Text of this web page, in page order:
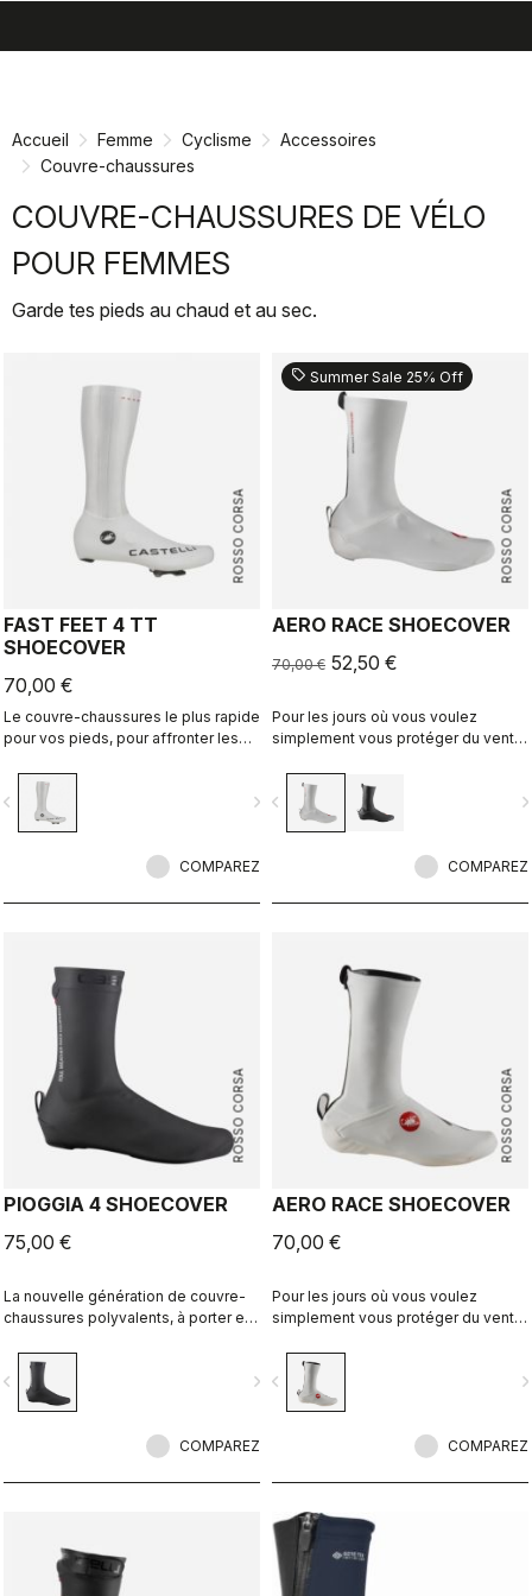
directement
navigation
directement
Accueil Femme Cyclisme
Accessoires
Couvre-chaussures
COUVRE-CHAUSSURES DE VÉLO
POUR FEMMES
Garde tes pieds au chaud et au sec.
ROSSO CORSA
FAST FEET 4 TT
SHOECOVER
70,00 €
Le couvre-chaussures le plus rapide
pour vos pieds, pour affronter les
contre la montre.
navigate_next
COMPAREZ
ROSSO CORSA
sell Summer Sale 25% Off
AERO RACE SHOECOVER
70,00 € 52,50 €
Pour les jours où vous voulez
simplement vous protéger du vent
encombré. Le tissu fin et extensible
épouse la forme de la chaussure
pour un ajustement parfait et une
protégeant du vent et de l'humidité.
navigate_before
COMPAREZ
ROSSO CORSA
PIOGGIA 4 SHOECOVER
75,00 €
La nouvelle génération de couvre-
chaussures polyvalents, à porter en
protection maximale par temps sec
comme humide, ces couvre-
chaussures chauds et confortables
une doublure en polaire.
navigate_next
COMPAREZ
ROSSO CORSA
AERO RACE SHOECOVER
70,00 €
Pour les jours où vous voulez
simplement vous protéger du vent
encombré. Le tissu fin et extensible
épouse la forme de la chaussure
pour un ajustement parfait et une
protégeant du vent et de l'humidité.
navigate_before
COMPAREZ